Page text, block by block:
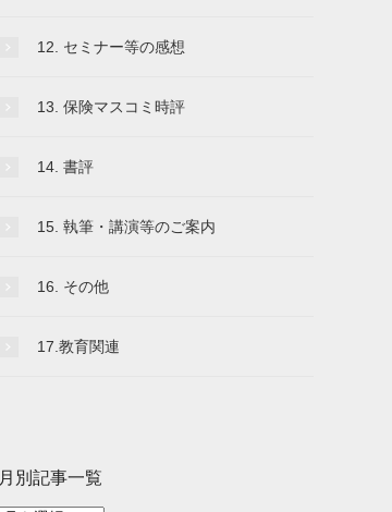
12. セミナー等の感想
13. 保険マスコミ時評
14. 書評
15. 執筆・講演等のご案内
16. その他
17.教育関連
月別記事一覧